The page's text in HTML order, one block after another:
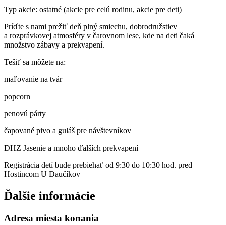
Typ akcie: ostatné (akcie pre celú rodinu, akcie pre deti)
Príďte s nami prežiť deň plný smiechu, dobrodružstiev
a rozprávkovej atmosféry v čarovnom lese, kde na deti čaká
množstvo zábavy a prekvapení.
Tešiť sa môžete na:
maľovanie na tvár
popcorn
penovú párty
čapované pivo a guláš pre návštevníkov
DHZ Jasenie a mnoho ďalších prekvapení
Registrácia detí bude prebiehať od 9:30 do 10:30 hod. pred
Hostincom U Daučíkov
Ďalšie informácie
Adresa miesta konania